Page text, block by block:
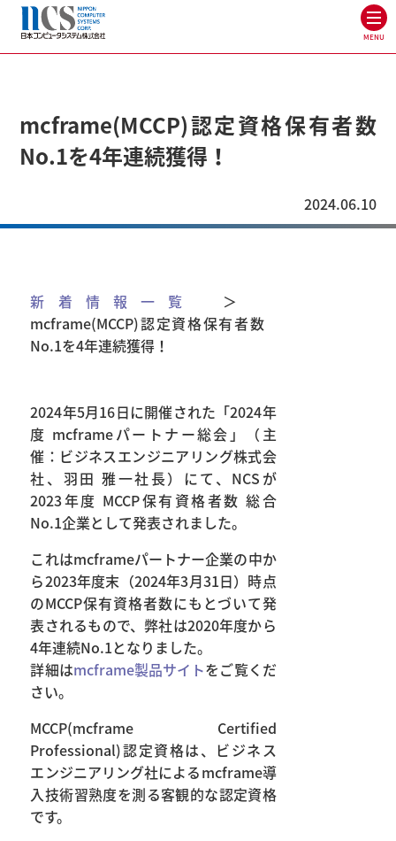
MENU
mcframe(MCCP)認定資格保有者数
No.1を4年連続獲得！
2024.06.10
新着情報一覧
＞
mcframe(MCCP)認定資格保有者数
No.1を4年連続獲得！
2024年5月16日に開催された「2024年
度 mcframeパートナー総会」（主
催：ビジネスエンジニアリング株式会
社、羽田 雅一社長）にて、NCSが
2023年度 MCCP保有資格者数 総合
No.1企業として発表されました。
これはmcframeパートナー企業の中か
ら2023年度末（2024年3月31日）時点
のMCCP保有資格者数にもとづいて発
表されるもので、弊社は2020年度から
4年連続No.1となりました。
詳細はmcframe製品サイトをご覧くだ
さい。
MCCP(mcframe Certified
Professional)認定資格は、ビジネス
エンジニアリング社によるmcframe導
入技術習熟度を測る客観的な認定資格
です。